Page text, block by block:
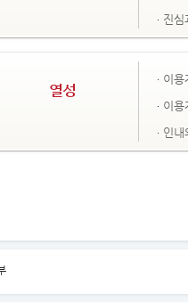
진심
열성
이용
이용
인내